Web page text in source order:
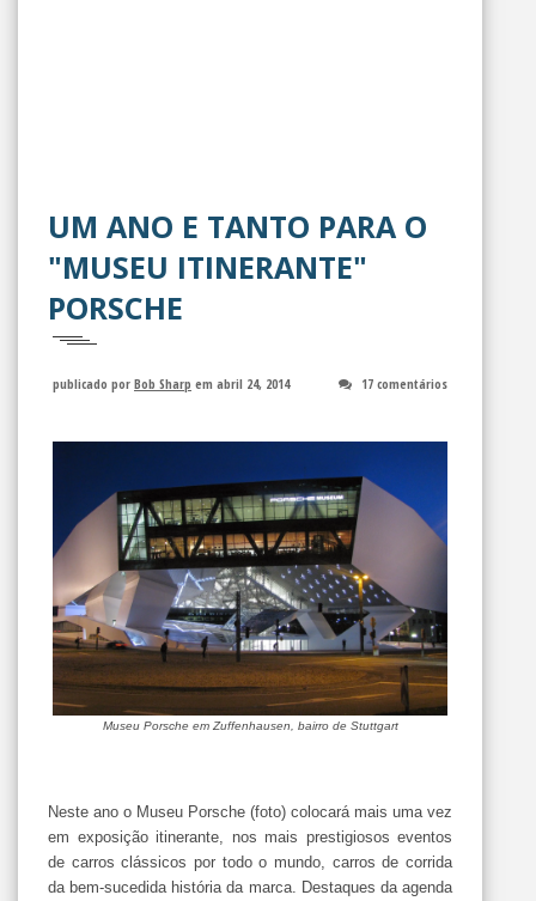
UM ANO E TANTO PARA O
"MUSEU ITINERANTE"
PORSCHE
publicado por Bob Sharp em abril 24, 2014 17 comentários
Museu Porsche em Zuffenhausen, bairro de Stuttgart
Neste ano o Museu Porsche (foto) colocará mais uma vez
em exposição itinerante, nos mais prestigiosos eventos
de carros clássicos por todo o mundo, carros de corrida
da bem-sucedida história da marca. Destaques da agenda